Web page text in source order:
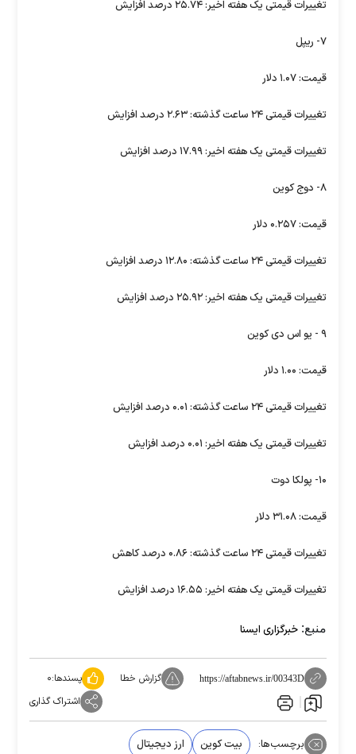
تغییرات قیمتی یک هفته اخیر: ۲۵.۷۴ درصد افزایش
۷- ریپل
قیمت: ۱.۰۷ دلار
تغییرات قیمتی ۲۴ ساعت گذشته: ۲.۶۳ درصد افزایش
تغییرات قیمتی یک هفته اخیر: ۱۷.۹۹ درصد افزایش
۸- دوج کوین
قیمت: ۰.۲۵۷ دلار
تغییرات قیمتی ۲۴ ساعت گذشته: ۱۲.۸۰ درصد افزایش
تغییرات قیمتی یک هفته اخیر: ۲۵.۹۲ درصد افزایش
۹ - یو اس دی کوین
قیمت: ۱.۰۰ دلار
تغییرات قیمتی ۲۴ ساعت گذشته: ۰.۰۱ درصد افزایش
تغییرات قیمتی یک هفته اخیر: ۰.۰۱ درصد افزایش
۱۰- پولکا دوت
قیمت: ۳۱.۰۸ دلار
تغییرات قیمتی ۲۴ ساعت گذشته: ۰.۸۶ درصد کاهش
تغییرات قیمتی یک هفته اخیر: ۱۶.۵۵ درصد افزایش
منبع: خبرگزاری ایسنا
https://aftabnews.ir/00343D گزارش خطا پسندها:۰
اشتراک گذاری
برچسب‌ها: بیت کوین ارز دیجیتال